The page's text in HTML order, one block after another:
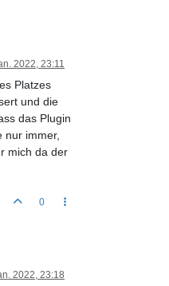
2022, 23:11
Platzes
und die
das Plugin
nur immer,
mich da der
0
2022, 23:18